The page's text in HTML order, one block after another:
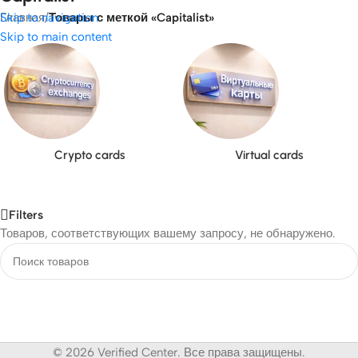
Skip to navigation
Skip to main content
Главная/Товары с меткой «Capitalist»
Crypto cards Virtual cards
Filters
Товаров, соответствующих вашему запросу, не обнаружено.
© 2026 Verified Center. Все права защищены.